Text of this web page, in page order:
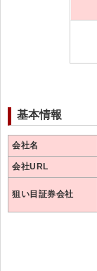
基本情報
会社名
会社URL
狙い目証券会社